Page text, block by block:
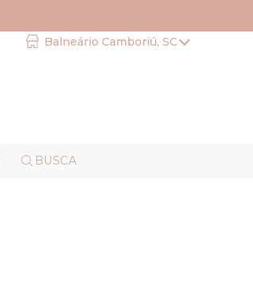
Balneário Camboriú, SC
BUSCA